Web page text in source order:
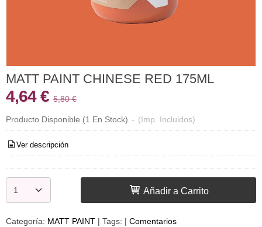
MATT PAINT CHINESE RED 175ML
4,64 € 5,80 €
Producto Disponible (1 En Stock) - (Imp. Incluidos)
Ver descripción
Añadir a Carrito
Categoría: MATT PAINT | Tags: | Comentarios